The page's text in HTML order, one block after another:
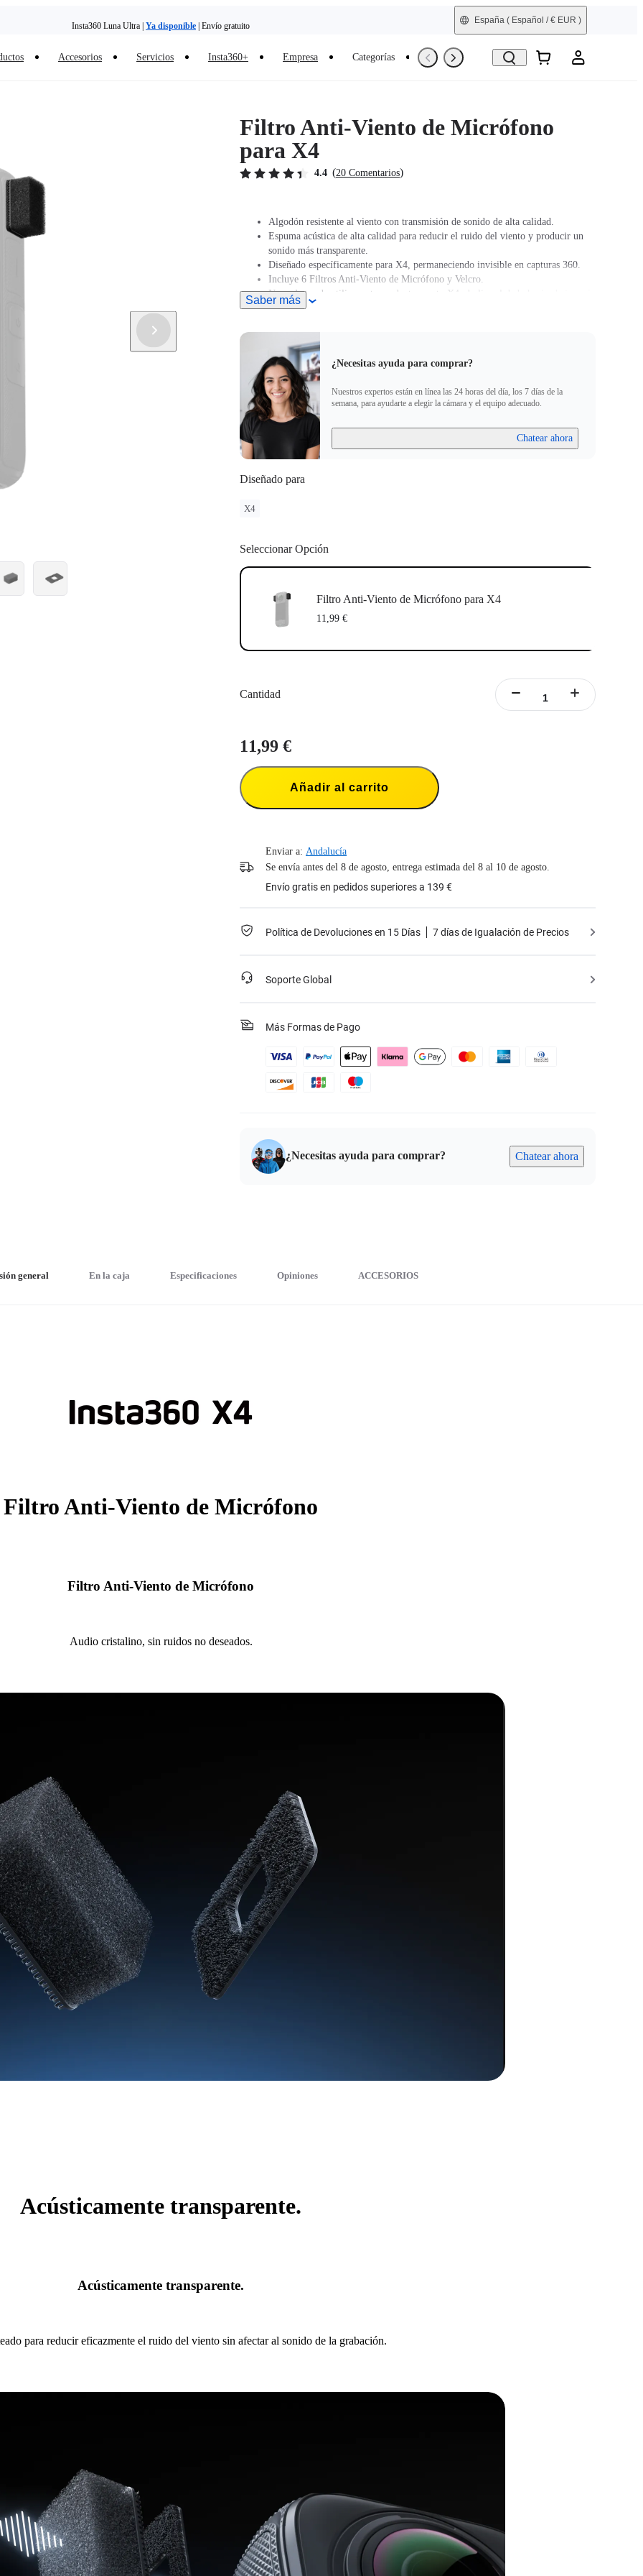
Insta360 Luna Ultra | Ya disponible | Envío gratuito
España ( Español / € EUR )
Accesorios Servicios Insta360+ Empresa Categorías Trade-In Reacondicionada
Filtro Anti-Viento de Micrófono
para X4
4.4 (20 Comentarios)
Algodón resistente al viento con transmisión de sonido de alta calidad.
Espuma acústica de alta calidad para reducir el ruido del viento y producir un
sonido más transparente.
Diseñado específicamente para X4, permaneciendo invisible en capturas 360.
Incluye 6 Filtros Anti-Viento de Micrófono y Velcro.
Nota: Antes de utilizar este producto con tu X4, desliza el dedo hacia abajo en la
pantalla táctil de la cámara, toca el icono de Ajustes de Audio y elige Reducción
Saber más
¿Necesitas ayuda para comprar?
Nuestros expertos están en línea las 24 horas del día, los 7 días de la
semana, para ayudarte a elegir la cámara y el equipo adecuado.
Chatear ahora
Diseñado para
X4
Seleccionar Opción
Filtro Anti-Viento de Micrófono para X4
11,99 €
Cantidad
11,99 €
Añadir al carrito
Enviar a: Andalucía
Se envía antes del 8 de agosto, entrega estimada del 8 al 10 de agosto.
Envío gratis en pedidos superiores a 139 €
Política de Devoluciones en 15 Días 7 días de Igualación de Precios
Soporte Global
Más Formas de Pago
¿Necesitas ayuda para comprar? Chatear ahora
general En la caja Especificaciones Opiniones ACCESORIOS
Filtro Anti-Viento de Micrófono
Filtro Anti-Viento de Micrófono
Audio cristalino, sin ruidos no deseados.
Acústicamente transparente.
Acústicamente transparente.
para reducir eficazmente el ruido del viento sin afectar al sonido de la grabación.